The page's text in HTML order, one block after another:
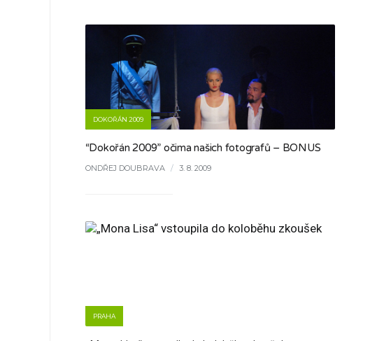
DOKOŘÁN 2009
“Dokořán 2009” očima našich fotografů – BONUS
ONDŘEJ DOUBRAVA / 3. 8. 2009
PRAHA